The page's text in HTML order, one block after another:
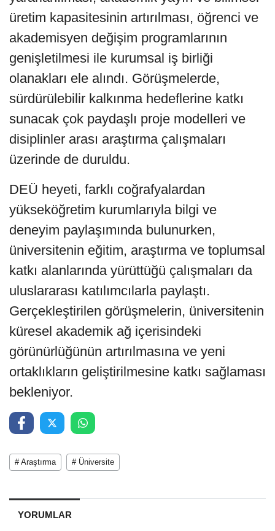
üretim kapasitesinin artırılması, öğrenci ve
akademisyen değişim programlarının
genişletilmesi ile kurumsal iş birliği
olanakları ele alındı. Görüşmelerde,
sürdürülebilir kalkınma hedeflerine katkı
sunacak çok paydaşlı proje modelleri ve
disiplinler arası araştırma çalışmaları
üzerinde de duruldu.
DEÜ heyeti, farklı coğrafyalardan
yükseköğretim kurumlarıyla bilgi ve
deneyim paylaşımında bulunurken,
üniversitenin eğitim, araştırma ve toplumsal
katkı alanlarında yürüttüğü çalışmaları da
uluslararası katılımcılarla paylaştı.
Gerçekleştirilen görüşmelerin, üniversitenin
küresel akademik ağ içerisindeki
görünürlüğünün artırılmasına ve yeni
ortaklıkların geliştirilmesine katkı sağlaması
bekleniyor.
# Araştırma # Üniversite
YORUMLAR